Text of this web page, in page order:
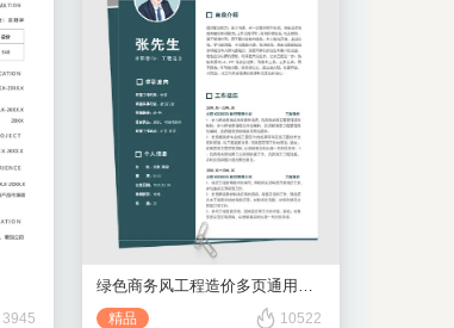
3945
绿色商务风工程造价多页通用简历
精品 10522